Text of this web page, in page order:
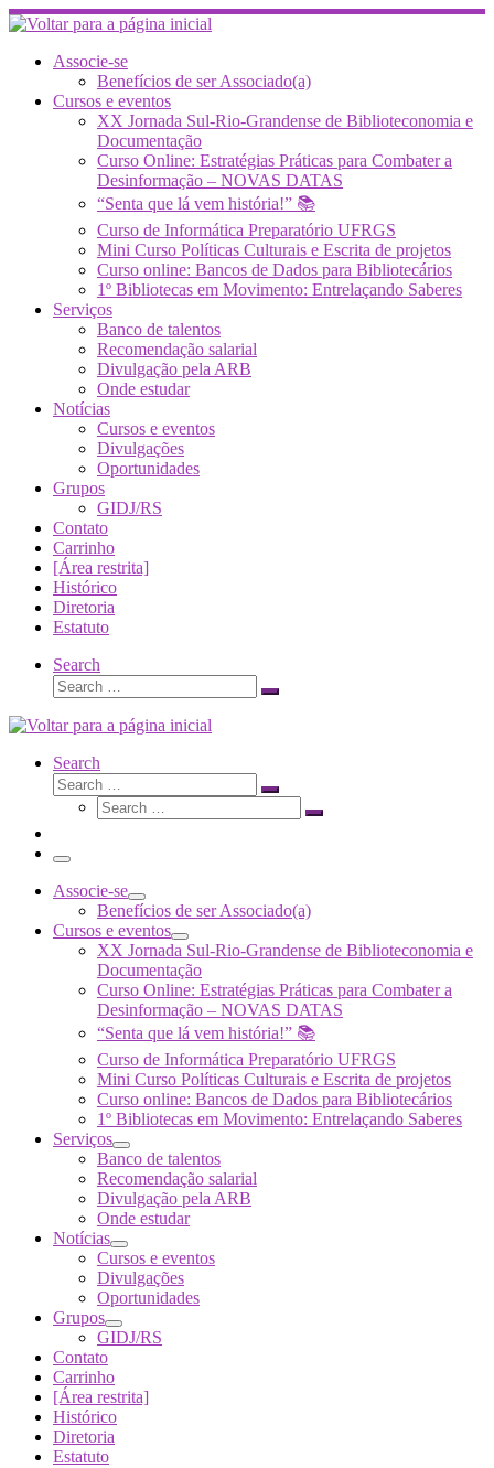
Skip
to
contentAssocie-se
Benefícios de ser Associado(a)
Cursos e eventos
XX Jornada Sul-Rio-Grandense de Biblioteconomia e
Documentação
Curso Online: Estratégias Práticas para Combater a
Desinformação – NOVAS DATAS
“Senta que lá vem história!” 📚
Curso de Informática Preparatório UFRGS
Mini Curso Políticas Culturais e Escrita de projetos
Curso online: Bancos de Dados para Bibliotecários
1º Bibliotecas em Movimento: Entrelaçando Saberes
Serviços
Banco de talentos
Recomendação salarial
Divulgação pela ARB
Onde estudar
Notícias
Cursos e eventos
Divulgações
Oportunidades
Grupos
GIDJ/RS
Contato
Carrinho
[Área restrita]
Histórico
Diretoria
Estatuto
Search
Search
Search
Search
Search
Search
Search
Search
Menu
Associe-se
Benefícios de ser Associado(a)
Cursos e eventos
XX Jornada Sul-Rio-Grandense de Biblioteconomia e
Documentação
Curso Online: Estratégias Práticas para Combater a
Desinformação – NOVAS DATAS
“Senta que lá vem história!” 📚
Curso de Informática Preparatório UFRGS
Mini Curso Políticas Culturais e Escrita de projetos
Curso online: Bancos de Dados para Bibliotecários
1º Bibliotecas em Movimento: Entrelaçando Saberes
Serviços
Banco de talentos
Recomendação salarial
Divulgação pela ARB
Onde estudar
Notícias
Cursos e eventos
Divulgações
Oportunidades
Grupos
GIDJ/RS
Contato
Carrinho
[Área restrita]
Histórico
Diretoria
Estatuto